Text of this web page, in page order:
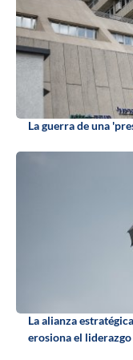
La guerra de una
La alianza
erosiona el